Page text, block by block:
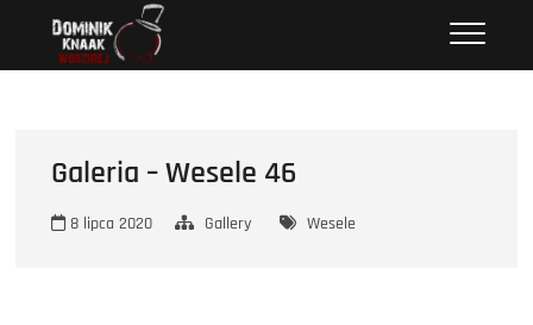
STRONA INTERNETOWA WODZIREJA DOMINIKA.
Galeria – Wesele 46
8 lipca 2020 Gallery Wesele